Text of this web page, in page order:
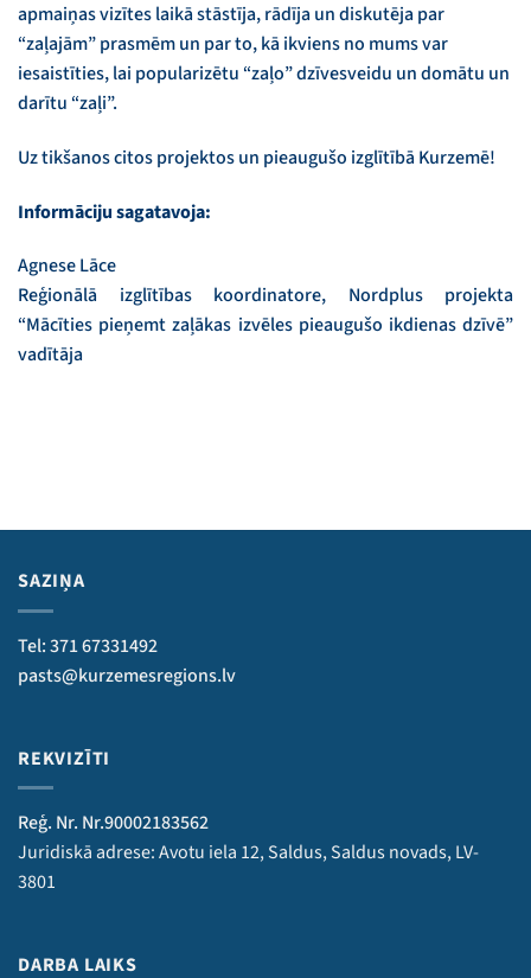
apmaiņas vizītes laikā stāstīja, rādīja un diskutēja par
“zaļajām” prasmēm un par to, kā ikviens no mums var
iesaistīties, lai popularizētu “zaļo” dzīvesveidu un domātu un
darītu “zaļi”.
Uz tikšanos citos projektos un pieaugušo izglītībā Kurzemē!
Informāciju sagatavoja:
Agnese Lāce
Reģionālā izglītības koordinatore, Nordplus projekta
“Mācīties pieņemt zaļākas izvēles pieaugušo ikdienas dzīvē”
vadītāja
SAZIŅA
Tel: 371 67331492
pasts@kurzemesregions.lv
REKVIZĪTI
Reģ. Nr. Nr.90002183562
Juridiskā adrese: Avotu iela 12, Saldus, Saldus novads, LV-
3801
DARBA LAIKS